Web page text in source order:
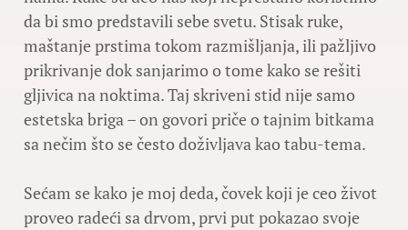
da bi smo predstavili sebe svetu. Stisak ruke,
maštanje prstima tokom razmišljanja, ili pažljivo
prikrivanje dok sanjarimo o tome kako se rešiti
gljivica na noktima. Taj skriveni stid nije samo
estetska briga – on govori priče o tajnim bitkama
sa nečim što se često doživljava kao tabu-tema.
Sećam se kako je moj deda, čovek koji je ceo život
proveo radeći sa drvom, prvi put pokazao svoje